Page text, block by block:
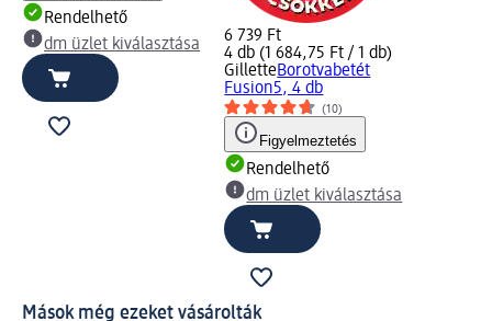
Rendelhető
dm üzlet kiválasztása
6 739 Ft
4 db (1 684,75 Ft / 1 db)
GilletteBorotvabetét
Fusion5, 4 db
(10)
Figyelmeztetés
Rendelhető
dm üzlet kiválasztása
Mások még ezeket vásárolták